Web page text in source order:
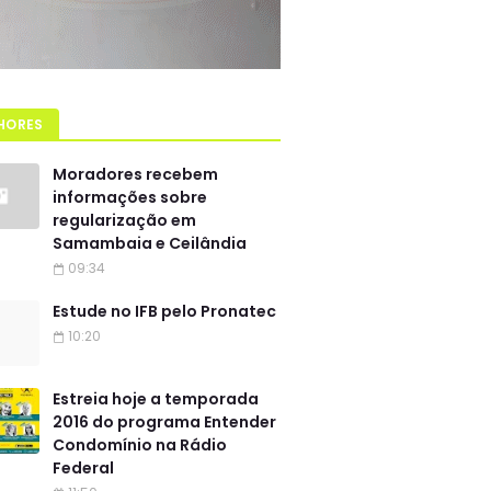
Moradores recebem
informações sobre
regularização em
Samambaia e Ceilândia
09:34
Estude no IFB pelo Pronatec
10:20
Estreia hoje a temporada
2016 do programa Entender
Condomínio na Rádio
Federal